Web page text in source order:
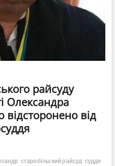
райсуду
Олександра
від
старобільский райсуд суддя